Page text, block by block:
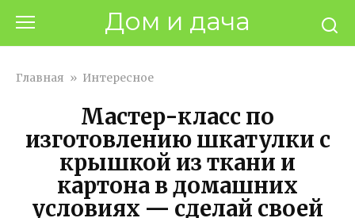
контенту
Дом и дача
Главная » Интересное
Мастер-класс по
изготовлению шкатулки с
крышкой из ткани и
картона в домашних
условиях — сделай своей